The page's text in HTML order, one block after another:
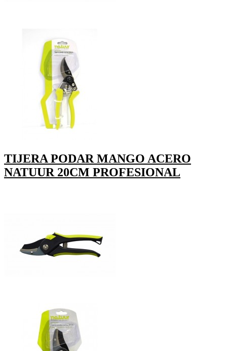
TIJERA PODAR MANGO ACERO
NATUUR 20CM PROFESIONAL